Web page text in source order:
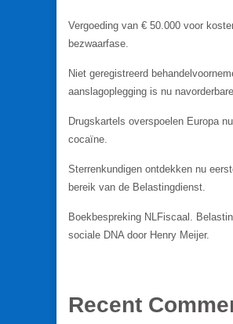
Vergoeding van € 50.000 voor
bezwaarfase.
Niet geregistreerd
aanslagoplegging is nu
Drugskartels overspoelen Europa
cocaïne.
Sterrenkundigen ontdekken nu
bereik van de Belastingdienst.
Boekbespreking NLFiscaal.
sociale DNA door Henry Meijer.
Recent